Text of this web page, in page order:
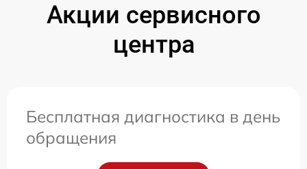
Акции сервисного
центра
Бесплатная диагностика в день
обращения